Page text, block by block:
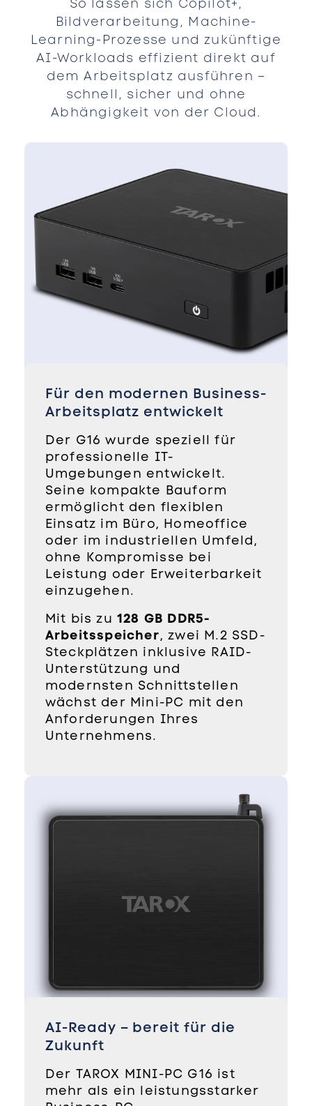
So lassen sich Copilot+,
Bildverarbeitung, Machine-
Learning-Prozesse und zukünftige
AI-Workloads effizient direkt auf
dem Arbeitsplatz ausführen –
schnell, sicher und ohne
Abhängigkeit von der Cloud.
Für den modernen Business-
Arbeitsplatz entwickelt
Der G16 wurde speziell für
professionelle IT-
Umgebungen entwickelt.
Seine kompakte Bauform
ermöglicht den flexiblen
Einsatz im Büro, Homeoffice
oder im industriellen Umfeld,
ohne Kompromisse bei
Leistung oder Erweiterbarkeit
einzugehen.
Mit bis zu128 GB DDR5-
Arbeitsspeicher, zwei M.2 SSD-
Steckplätzen inklusive RAID-
Unterstützung und
modernsten Schnittstellen
wächst der Mini-PC mit den
Anforderungen Ihres
Unternehmens.
AI-Ready – bereit für die
Zukunft
Der TAROX MINI-PC G16 ist
mehr als ein leistungsstarker